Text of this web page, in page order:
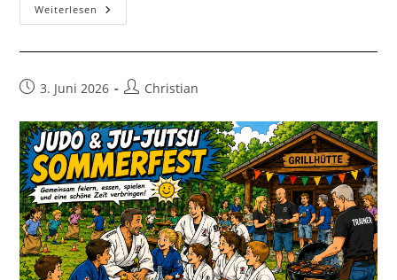
Weiterlesen Ankündigung:
Clubmeisterschaft
Beitrag3. Juni 2026
Beitrags-
Christian